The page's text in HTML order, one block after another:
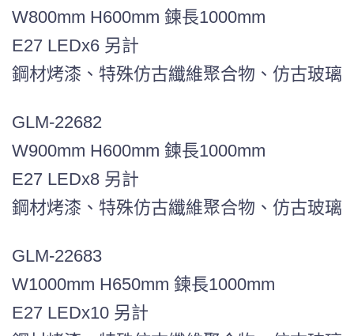
W800mm H600mm 鍊長1000mm
E27 LEDx6 另計
鋼材烤漆、特殊仿古纖維聚合物、仿古玻璃
GLM-22682
W900mm H600mm 鍊長1000mm
E27 LEDx8 另計
鋼材烤漆、特殊仿古纖維聚合物、仿古玻璃
GLM-22683
W1000mm H650mm 鍊長1000mm
E27 LEDx10 另計